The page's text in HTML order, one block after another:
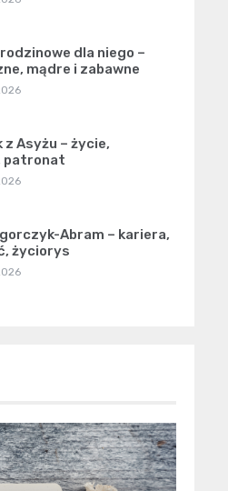
dla niego –
mądre i zabawne
Asyżu – życie,
patronat
Abram – kariera,
życiorys